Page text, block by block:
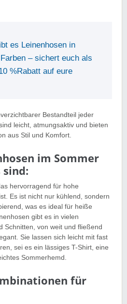
es Leinenhosen in
– sichert euch als
%Rabatt auf eure
Bestandteil jeder
leicht, atmungsaktiv und bieten
aus Stil und Komfort.
im Sommer
sind:
hervorragend für hohe
Es ist nicht nur kühlend, sondern
was es ideal für heiße
gibt es in vielen
Schnitten, von weit und fließend
Sie lassen sich leicht mit fast
sei es ein lässiges T-Shirt, eine
Sommerhemd.
für